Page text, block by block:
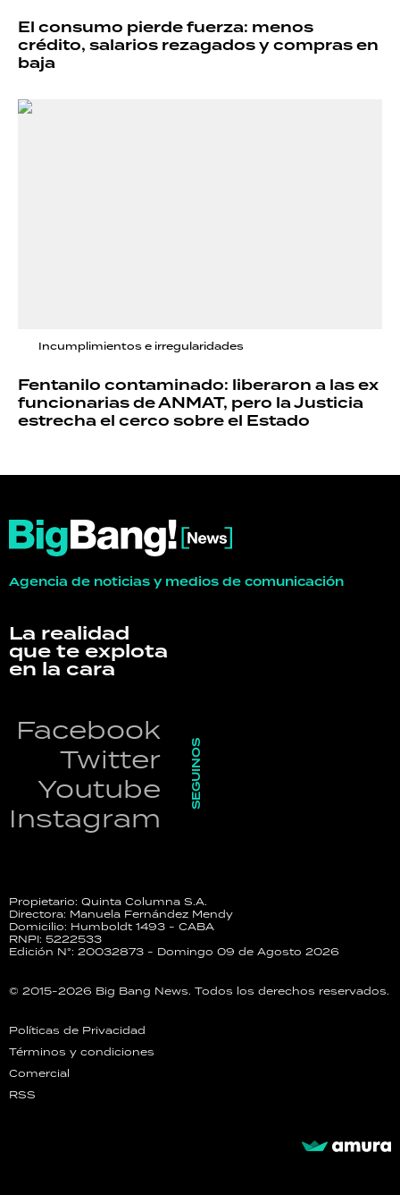
El consumo pierde fuerza: menos
crédito, salarios rezagados y compras en
baja
Incumplimientos e irregularidades
Fentanilo contaminado: liberaron a las ex
funcionarias de ANMAT, pero la Justicia
estrecha el cerco sobre el Estado
Agencia de noticias y medios de comunicación
La realidad
que te explota
en la cara
Facebook
Twitter
Youtube
Instagram
SEGUINOS
Propietario: Quinta Columna S.A.
Directora: Manuela Fernández Mendy
Domicilio: Humboldt 1493 - CABA
RNPI: 5222533
Edición N°: 20032873 - Domingo 09 de Agosto 2026
© 2015-2026 Big Bang News. Todos los derechos reservados.
Políticas de Privacidad
Términos y condiciones
Comercial
RSS